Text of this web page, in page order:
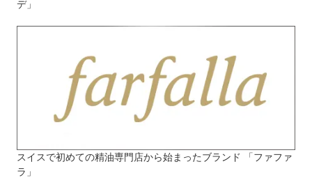
デ」
スイスで初めての精油専門店から始まったブランド 「ファファ
ラ」